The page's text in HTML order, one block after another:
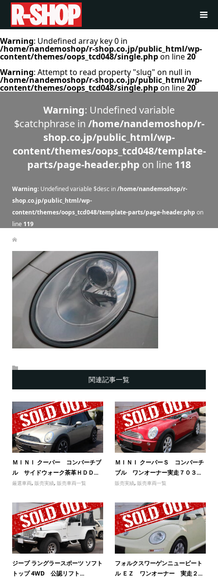
Warning: Undefined array key 0 in
/home/nandemoshop/r-shop.co.jp/public_html/wp-
content/themes/oops_tcd048/single.phpon line20
Warning: Attempt to read property "slug" on null in
/home/nandemoshop/r-shop.co.jp/public_html/wp-
content/themes/oops_tcd048/single.phpon line20
Warning: Undefined variable
$catchphrase in /home/nandemoshop/r-
shop.co.jp/public_html/wp-
content/themes/oops_tcd048/template-
parts/page-header.php on line 118
Warning: Undefined variable $desc in/home/nandemoshop/r-
shop.co.jp/public_html/wp-
content/themes/oops_tcd048/template-parts/page-header.php on
line 119
関連記事一覧
ＭＩＮＩ クーパー コンバーチブ
ル サイドウォーク茶革ＨＤＤ...
厳選車両, 販売実績, 販売車両一覧
ＭＩＮＩ クーパーＳ コンバーチ
ブル ワンオーナー実走７０３...
販売実績,販売車両一覧
ジープ ラングラースポーツ ソフト
トップ 4WD 公認リフト...
フォルクスワーゲンニュービート
ル ＥＺ ワンオーナー 実走２...